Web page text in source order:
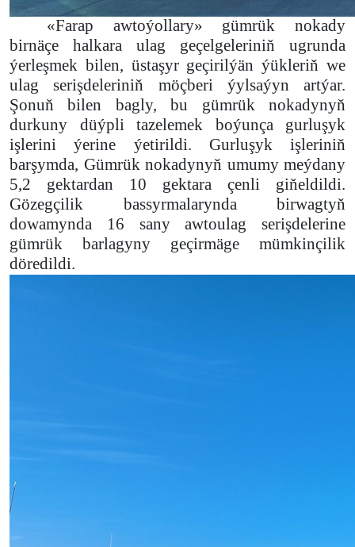
«Farap awtoýollary» gümrük nokady
birnäçe halkara ulag geçelgeleriniň ugrunda
ýerleşmek bilen, üstaşyr geçirilýän ýükleriň we
ulag serişdeleriniň möçberi ýylsaýyn artýar.
Şonuň bilen bagly, bu gümrük nokadynyň
durkuny düýpli tazelemek boýunça gurluşyk
işlerini ýerine ýetirildi. Gurluşyk işleriniň
barşymda, Gümrük nokadynyň umumy meýdany
5,2 gektardan 10 gektara çenli giňeldildi.
Gözegçilik bassyrmalarynda birwagtyň
dowamynda 16 sany awtoulag serişdelerine
gümrük barlagyny geçirmäge mümkinçilik
döredildi.